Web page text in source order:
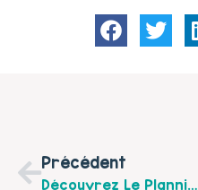
Précédent
Découvrez Le Planning De La Maison Des Parents Aidants Pour Le Mois De Juin 2026 À La Madelaine-Sous-Montreuil